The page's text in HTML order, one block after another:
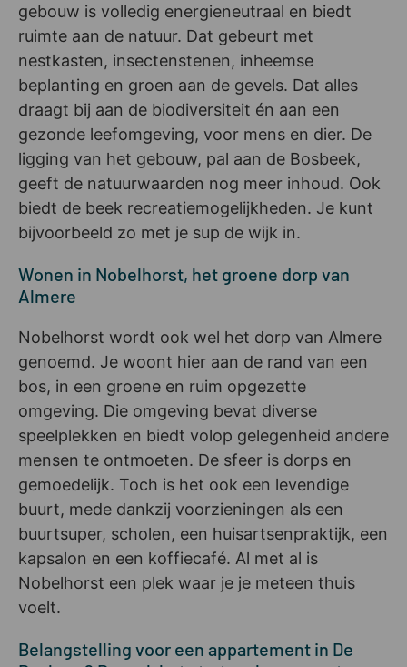
gebouw is volledig energieneutraal en biedt
ruimte aan de natuur. Dat gebeurt met
nestkasten, insectenstenen, inheemse
beplanting en groen aan de gevels. Dat alles
draagt bij aan de biodiversiteit én aan een
gezonde leefomgeving, voor mens en dier. De
ligging van het gebouw, pal aan de Bosbeek,
geeft de natuurwaarden nog meer inhoud. Ook
biedt de beek recreatiemogelijkheden. Je kunt
bijvoorbeeld zo met je sup de wijk in.
Wonen in Nobelhorst, het groene dorp van
Almere
Nobelhorst wordt ook wel het dorp van Almere
genoemd. Je woont hier aan de rand van een
bos, in een groene en ruim opgezette
omgeving. Die omgeving bevat diverse
speelplekken en biedt volop gelegenheid andere
mensen te ontmoeten. De sfeer is dorps en
gemoedelijk. Toch is het ook een levendige
buurt, mede dankzij voorzieningen als een
buurtsuper, scholen, een huisartsenpraktijk, een
kapsalon en een koffiecafé. Al met al is
Nobelhorst een plek waar je je meteen thuis
voelt.
Belangstelling voor een appartement in De